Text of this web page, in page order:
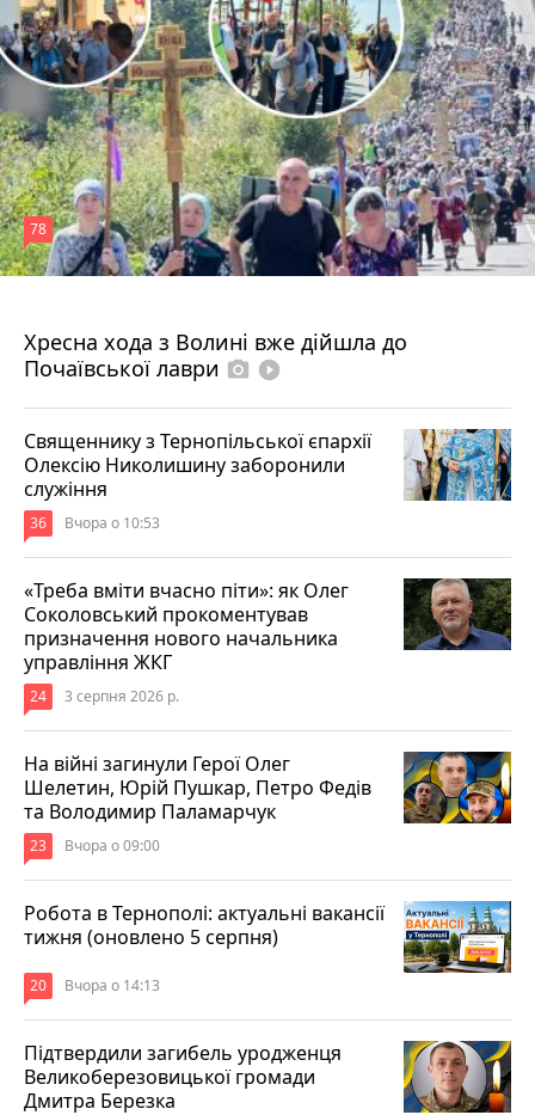
Хресна хода з Волині вже дійшла до
Почаївської лаври photo_camera play_circle_filled
78
Священнику з Тернопільської єпархії
Олексію Николишину заборонили
служіння
36 Вчора о 10:53
«Треба вміти вчасно піти»: як Олег
Соколовський прокоментував
призначення нового начальника
управління ЖКГ
24 3 серпня 2026 р.
На війні загинули Герої Олег
Шелетин, Юрій Пушкар, Петро Федів
та Володимир Паламарчук
23 Вчора о 09:00
Робота в Тернополі: актуальні вакансії
тижня (оновлено 5 серпня)
20 Вчора о 14:13
Підтвердили загибель уродженця
Великоберезовицької громади
Дмитра Березка